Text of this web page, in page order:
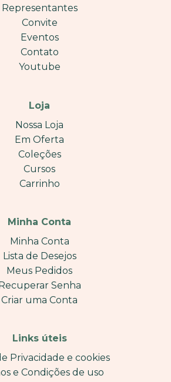
Representantes
Convite
Eventos
Contato
Youtube
Loja
Nossa Loja
Em Oferta
Coleções
Cursos
Carrinho
Minha Conta
Minha Conta
Lista de Desejos
Meus Pedidos
Senha
Criar uma Conta
Links úteis
Privacidade e cookies
e Condições de uso